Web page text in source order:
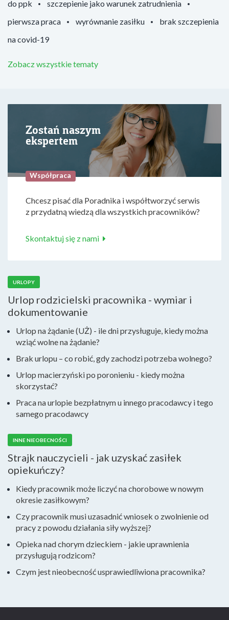
do ppk
szczepienie jako warunek zatrudnienia
pierwsza praca
wyrównanie zasiłku
brak szczepienia
na covid-19
Zobacz wszystkie tematy
Zostań naszym
ekspertem
Współpraca
Chcesz pisać dla Poradnika i współtworzyć serwis
z przydatną wiedzą dla wszystkich pracowników?
Skontaktuj się z nami
URLOPY
Urlop rodzicielski pracownika - wymiar i
dokumentowanie
Urlop na żądanie (UŻ) - ile dni przysługuje, kiedy można
wziąć wolne na żądanie?
Brak urlopu – co robić, gdy zachodzi potrzeba wolnego?
Urlop macierzyński po poronieniu - kiedy można
skorzystać?
Praca na urlopie bezpłatnym u innego pracodawcy i tego
samego pracodawcy
INNE NIEOBECNOŚCI
Strajk nauczycieli - jak uzyskać zasiłek
opiekuńczy?
Kiedy pracownik może liczyć na chorobowe w nowym
okresie zasiłkowym?
Czy pracownik musi uzasadnić wniosek o zwolnienie od
pracy z powodu działania siły wyższej?
Opieka nad chorym dzieckiem - jakie uprawnienia
przysługują rodzicom?
Czym jest nieobecność usprawiedliwiona pracownika?